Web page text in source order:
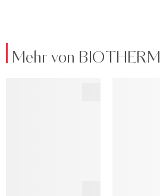
Mehr von BIOTHERM